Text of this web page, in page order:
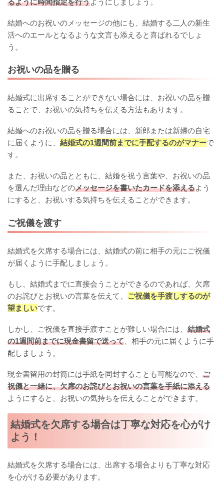
結婚へのお祝いのメッセージの他にも、結婚する二人の新生
活へのエールとなるような文言も添えると喜ばれるでしょ
う。
お祝いの品を贈る
結婚式に出席することができない場合には、お祝いの品を贈
ることで、お祝いの気持ちを伝える方法もあります。
結婚へのお祝いの品を贈る場合には、新郎または新婦の自宅
に届くように、 結婚式の1週間前までに手配するのがマナーで
す。
また、お祝いの品とともに、結婚を祝う言葉や、お祝いの品
を選んだ理由などのメッセージを書いたカードを添えるよう
にすると、お祝いする気持ちを伝えることができます。
ご祝儀を渡す
結婚式を欠席する場合には、結婚式の前に相手の元にご祝儀
が届くように手配しましょう。
もし、結婚式までに直接会うことができるのであれば、欠席
のお詫びとお祝いの言葉を伝えて、 ご祝儀を手渡しするのが
望ましいです。
しかし、ご祝儀を直接手渡すことが難しい場合には、 結婚式
の1週間前までに現金書留で送って 、相手の元に届くように手
配しましょう。
現金書留用の封筒には手紙を同封することも可能なので、 ご
祝儀と一緒に、欠席のお詫びとお祝いの言葉を手紙に添える
ようにすると、お祝いの気持ちを伝えることができます。
結婚式を欠席する場合は丁寧な対応を心がけ
よう！
結婚式を欠席する場合には、出席する場合よりも丁寧な対応
を心がける必要があります。